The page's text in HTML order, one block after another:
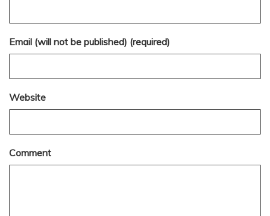
Email (will not be published) (required)
Website
Comment